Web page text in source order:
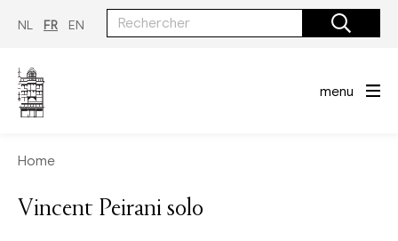
NL FR EN
menu
Home
Vincent Peirani solo